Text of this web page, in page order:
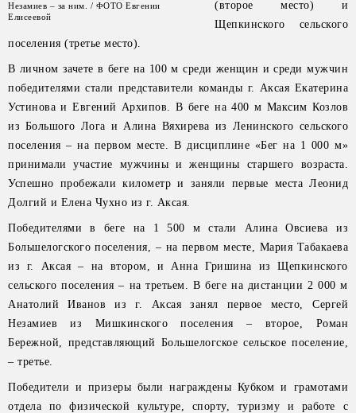
Незамиев – за ним. / ФОТО Евгении
Елисеевой
(второе место) и
Щепкинского сельского
поселения (третье место).
В личном зачете в беге на 100 м среди женщин и среди мужчин
победителями стали представители команды г. Аксая Екатерина
Устинова и Евгений Архипов. В беге на 400 м Максим Козлов
из Большого Лога и Алина Вяхирева из Ленинского сельского
поселения – на первом месте. В дисциплине «Бег на 1 000 м»
принимали участие мужчины и женщины старшего возраста.
Успешно пробежали километр и заняли первые места Леонид
Долгий и Елена Чухно из г. Аксая.
Победителями в беге на 1 500 м стали Алина Овсиева из
Большелогского поселения, – на первом месте, Мария Табакаева
из г. Аксая – на втором, и Анна Гришина из Щепкинского
сельского поселения – на третьем. В беге на дистанции 2 000 м
Анатолий Иванов из г. Аксая занял первое место, Сергей
Незамиев из Мишкинского поселения – второе, Роман
Бережной, представляющий Большелогское сельское поселение,
– третье.
Победители и призеры были награждены Кубком и грамотами
отдела по физической культуре, спорту, туризму и работе с